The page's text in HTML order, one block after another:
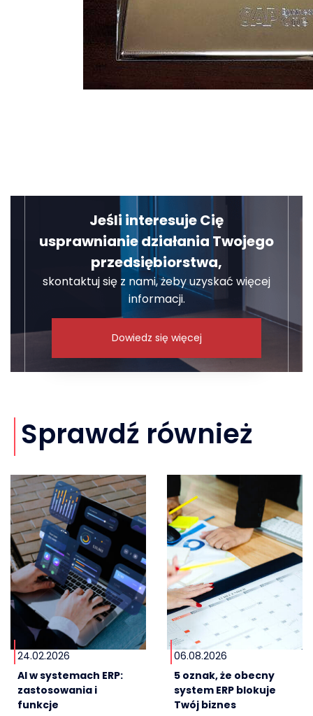
Jeśli interesuje Cię
usprawnianie działania Twojego
przedsiębiorstwa,
skontaktuj się z nami, żeby uzyskać więcej
informacji.
Dowiedz się więcej
Sprawdź również
24.02.2026
AI w systemach ERP:
zastosowania i
funkcje
06.08.2026
5 oznak, że obecny
system ERP blokuje
Twój biznes